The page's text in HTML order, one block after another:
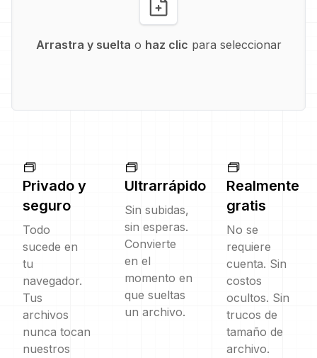
Arrastra y suelta o haz clic para seleccionar
Privado y
seguro
Todo
sucede en
tu
navegador.
Tus
archivos
nunca tocan
nuestros
Ultrarrápido
Sin subidas,
sin esperas.
Convierte
en el
momento en
que sueltas
un archivo.
Realmente
gratis
No se
requiere
cuenta. Sin
costos
ocultos. Sin
trucos de
tamaño de
archivo.